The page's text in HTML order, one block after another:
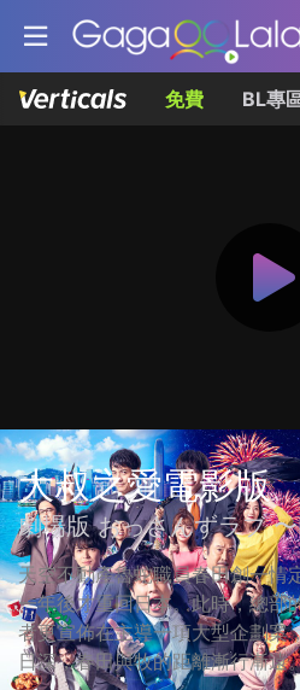
免費 BL專
大叔之愛電影版
劇場版 おっさんずラブ
天空不動產魯蛇職員春田創一情
一年後才重回日本。此時，總部
者更宣佈在主導一項大型企劃案
日深，春田與牧的距離漸行漸遠